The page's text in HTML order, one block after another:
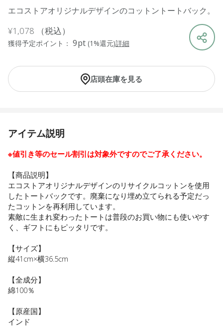
エコストアオリジナルデザインのコットントートバック。
¥1,078 （税込）
獲得予定ポイント： 9pt (1%還元)詳細
店頭在庫を見る
アイテム説明
※値引き等のセール割引は対象外ですのでご了承ください。
【商品説明】
エコストアオリジナルデザインのリサイクルコットンを使用
したトートバックです。廃棄になり埋め立てられる予定だっ
たコットンを再利用しています。
素敵に生まれ変わったトートは普段のお買い物にも使いやす
く、ギフトにもピッタリです。
【サイズ】
縦41cm×横36.5cm
【全成分】
綿100％
【原産国】
インド